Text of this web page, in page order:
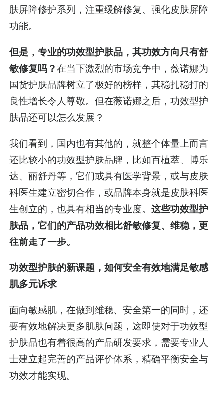
肤屏障修护系列，注重缓解修复、强化皮肤屏障
功能。
但是，专业的功效型护肤品，其功效方向只有舒
敏修复吗？在当下激烈的市场竞争中，薇诺娜为
国货护肤品牌树立了极好的榜样，其稳扎稳打的
良性增长令人尊敬。但在薇诺娜之后，功效型护
肤品还可以怎么发展？
我们看到，国内也有其他的，就整个体量上而言
还比较小的功效型护肤品牌，比如百植萃、博乐
达、丽舒丹等，它们或具有医学背景，或与皮肤
科医生建立密切合作，或品牌本身就是皮肤科医
生创立的，也具有相当的专业度。这些功效型护
肤品，它们的产品功效相比舒敏修复、维稳，更
往前走了一步。
功效型护肤的新课题，如何安全有效地满足敏感
肌多元诉求
面向敏感肌，在做到维稳、安全第一的同时，还
要有效地解决更多肌肤问题，这即使对于功效型
护肤品也有着很高的产品研发要求，需要专业人
士建立起完善的产品评价体系，精确平衡安全与
功效才能实现。